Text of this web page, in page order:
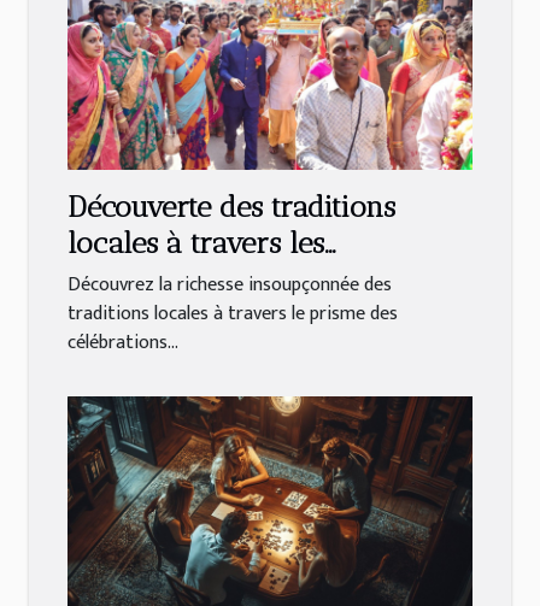
Découverte des traditions
locales à travers les
célébrations religieuses
Découvrez la richesse insoupçonnée des
traditions locales à travers le prisme des
célébrations...